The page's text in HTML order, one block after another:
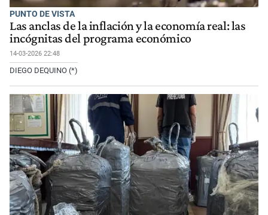
PUNTO DE VISTA
Las anclas de la inflación y la economía real: las
incógnitas del programa económico
14-03-2026 22:48
DIEGO DEQUINO (*)